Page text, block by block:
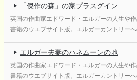
「傑作の森」の家プラスグイン
英国の作曲家エドワード・エルガーの人生や
書籍のウエブサイト版。エルガーカントリー
エルガー夫妻のハネムーンの地
英国の作曲家エドワード・エルガーの人生や
書籍のウエブサイト版。エルガーカントリー